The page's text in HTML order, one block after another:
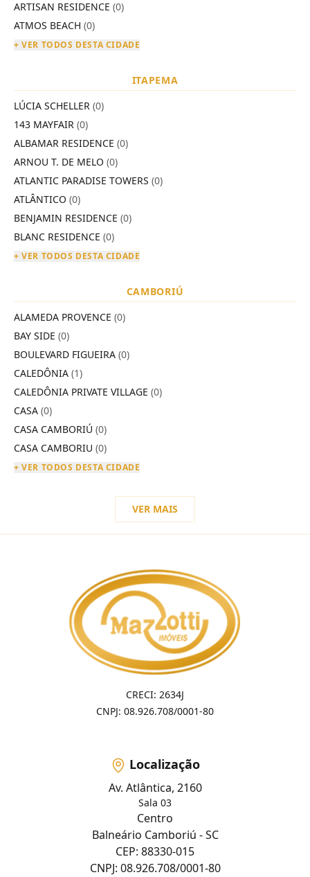
ARTISAN RESIDENCE (0)
ATMOS BEACH (0)
+ VER TODOS DESTA CIDADE
ITAPEMA
LÚCIA SCHELLER (0)
143 MAYFAIR (0)
ALBAMAR RESIDENCE (0)
ARNOU T. DE MELO (0)
ATLANTIC PARADISE TOWERS (0)
ATLÂNTICO (0)
BENJAMIN RESIDENCE (0)
BLANC RESIDENCE (0)
+ VER TODOS DESTA CIDADE
CAMBORIÚ
ALAMEDA PROVENCE (0)
BAY SIDE (0)
BOULEVARD FIGUEIRA (0)
CALEDÔNIA (1)
CALEDÔNIA PRIVATE VILLAGE (0)
CASA (0)
CASA CAMBORIÚ (0)
CASA CAMBORIU (0)
+ VER TODOS DESTA CIDADE
VER MAIS
CRECI: 2634J
CNPJ: 08.926.708/0001-80
Localização
Av. Atlântica, 2160
Sala 03
Centro
Balneário Camboriú - SC
CEP: 88330-015
CNPJ: 08.926.708/0001-80